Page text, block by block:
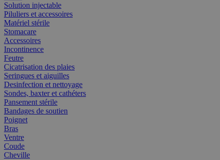
Solution injectable
Piluliers et accessoires
Matériel stérile
Stomacare
Accessoires
Incontinence
Feutre
Cicatrisation des plaies
Seringues et aiguilles
Desinfection et nettoyage
Sondes, baxter et cathéters
Pansement stérile
Bandages de soutien
Poignet
Bras
Ventre
Coude
Cheville